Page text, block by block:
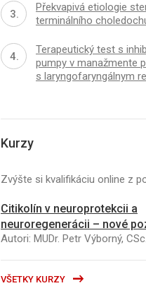
Překvapivá etiologie
terminálního
Terapeutický test s
pumpy v manažmente
s laryngofaryngálnym
Kurzy
Zvýšte si kvalifikáciu online z
Citikolín v neuroprotekcii a
neuroregenerácii – nové
Autori: MUDr. Petr Výborný,
VŠETKY KURZY